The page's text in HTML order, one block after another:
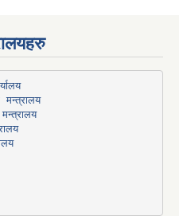
मुख्यमन्त्री तथा मन्त्रिपरिषद्को कार्यालय
आन्तरिक मामिला तथा कानुन मन्त्रालय
आर्थिक मामिला तथा योजना मन्त्रालय